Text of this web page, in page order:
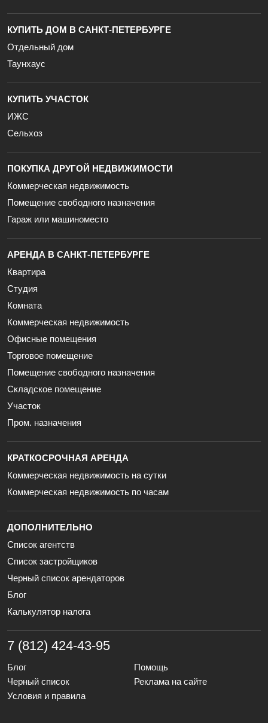
КУПИТЬ ДОМ В САНКТ-ПЕТЕРБУРГЕ
Отдельный дом
Таунхаус
КУПИТЬ УЧАСТОК
ИЖС
Сельхоз
ПОКУПКА ДРУГОЙ НЕДВИЖИМОСТИ
Коммерческая недвижимость
Помещение свободного назначения
Гараж или машиноместо
АРЕНДА В САНКТ-ПЕТЕРБУРГЕ
Квартира
Студия
Комната
Коммерческая недвижимость
Офисные помещения
Торговое помещение
Помещение свободного назначения
Складское помещение
Участок
Пром. назначения
КРАТКОСРОЧНАЯ АРЕНДА
Коммерческая недвижимость на сутки
Коммерческая недвижимость по часам
ДОПОЛНИТЕЛЬНО
Список агентств
Список застройщиков
Черный список арендаторов
Блог
Калькулятор налога
7 (812) 424-43-95
Блог
Помощь
Черный список
Реклама на сайте
Условия и правила